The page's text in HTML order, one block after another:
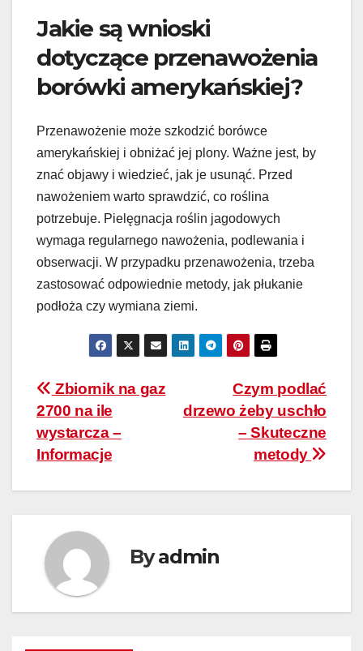
Jakie są wnioski
dotyczące przenawożenia
borówki amerykańskiej?
Przenawożenie może szkodzić borówce
amerykańskiej i obniżać jej plony. Ważne jest, by
znać objawy i wiedzieć, jak je usunąć. Przed
nawożeniem warto sprawdzić, co roślina
potrzebuje. Pielęgnacja roślin jagodowych
wymaga regularnego nawożenia, podlewania i
obserwacji. W przypadku przenawożenia, trzeba
zastosować odpowiednie metody, jak płukanie
podłoża czy wymiana ziemi.
Nawigacja
wpisu
Czym podlać
drzewo żeby uschło
– Skuteczne
metody
Zbiornik na gaz
2700 na ile
wystarcza –
Informacje
Byadmin